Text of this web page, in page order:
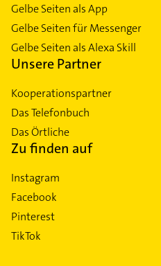
Gelbe Seiten als App
Gelbe Seiten für Messenger
Gelbe Seiten als Alexa Skill
Unsere Partner
Kooperationspartner
Das Telefonbuch
Das Örtliche
Zu finden auf
Instagram
Facebook
Pinterest
TikTok